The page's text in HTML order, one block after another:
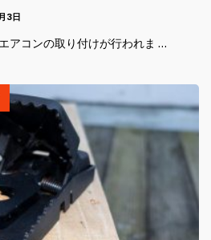
3日
アコンの取り付けが行われま …